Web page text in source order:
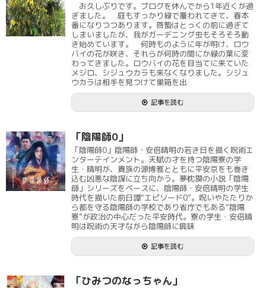
お久しぶりです。ブログを休んでから1年近くが過
ぎました。 庭もすっかり緑で覆われてきて、春本
番になりつつあります。啓蟄はとっくの前に過ぎて
しまいましたが、我がガーデニング虫もそろそろ動
き始めています。 何時ものように年が明け、ロウ
バイの花が咲き、それらが何時の間にか緑の葉に変
わってきました。ロウバイの花を目当てに来ていた
メジロ、シジュウカラも来なくなりました。シジュ
ウカラは相手を見つけて巣箱を出
記事を読む
「陰陽師0」
「陰陽師0」陰陽師・安倍晴明の若き日を描く呪術エ
ンターテインメント。天賦の才を持つ陰陽寮の学
生・晴明が、貴族の源博雅とともに平安京をも巻き
込む凶悪な陰謀に立ち向かう。夢枕獏の小説「陰陽
師」シリーズをベースに、陰陽師・安倍晴明の学生
時代を描いた前日譚“エピソード0”。呪いやたたりか
ら都を守る陰陽師の学校であり省庁でもある“陰陽
寮”が政治の中心だった平安時代。寮の学生・安倍晴
明は呪術の天才ながら陰陽師に興味
記事を読む
「ひみつのなっちゃん」